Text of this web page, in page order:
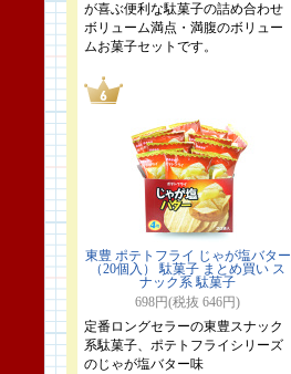
が喜ぶ便利な駄菓子の詰め合わせ
ボリューム満点・満腹のボリュー
ムお菓子セットです。
東豊 ポテトフライ じゃが塩バター
（20個入） 駄菓子 まとめ買い ス
ナック系 駄菓子
698円(税抜 646円)
定番ロングセラーの東豊スナック
系駄菓子、ポテトフライシリーズ
のじゃが塩バター味